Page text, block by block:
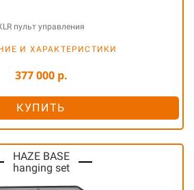
пульт управления
И ХАРАКТЕРИСТИКИ
377 000 р.
КУПИТЬ
HAZE BASE
hanging set